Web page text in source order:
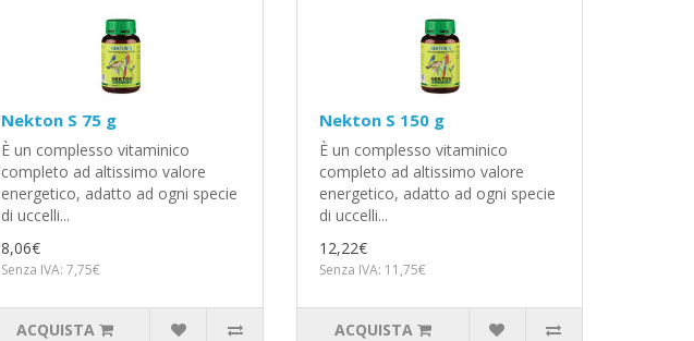
Nekton S 75 g
È un complesso vitaminico
completo ad altissimo valore
energetico, adatto ad ogni specie
di uccelli...
8,06€
Senza IVA: 7,75€
ACQUISTA
Nekton S 150 g
È un complesso vitaminico
completo ad altissimo valore
energetico, adatto ad ogni specie
di uccelli...
12,22€
Senza IVA: 11,75€
ACQUISTA